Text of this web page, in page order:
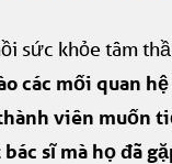
sức khỏe tâm
các mối quan
viên muốn
sĩ mà họ đã